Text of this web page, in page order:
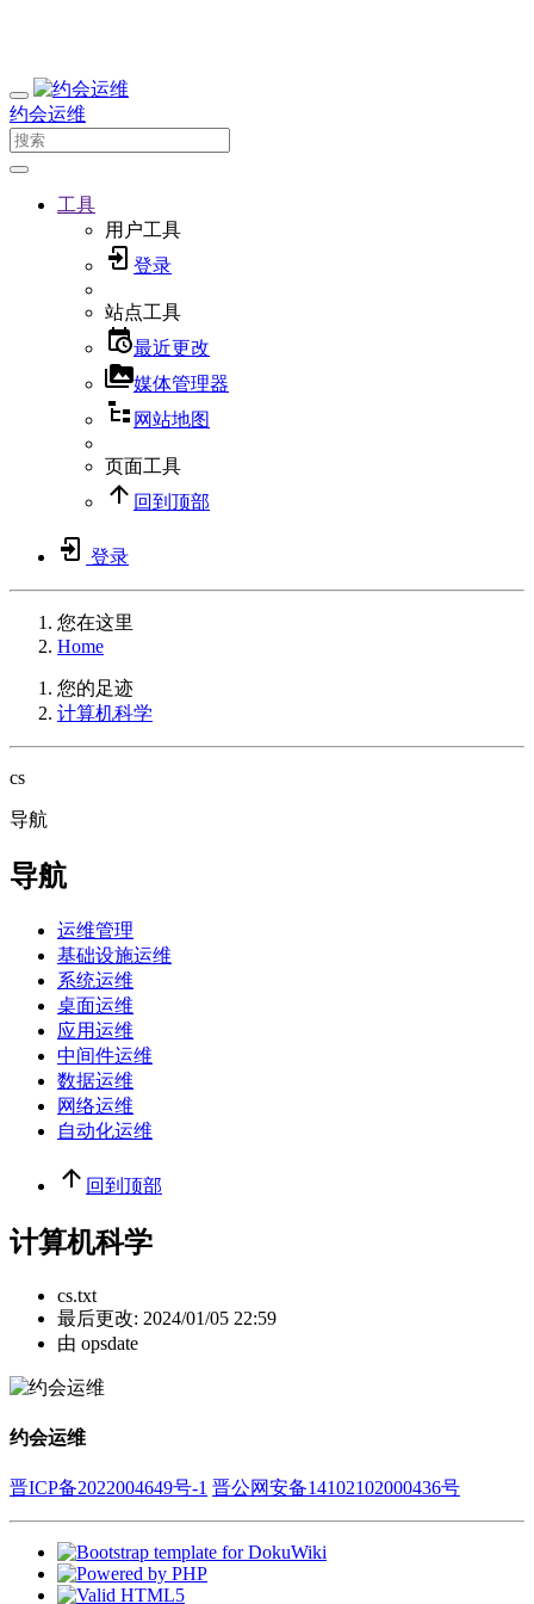
约会运维
工具
用户工具
登录
站点工具
最近更改
媒体管理器
网站地图
页面工具
回到顶部
登录
您在这里
Home
您的足迹
计算机科学
cs
导航
导航
运维管理
基础设施运维
系统运维
桌面运维
应用运维
中间件运维
数据运维
网络运维
自动化运维
回到顶部
计算机科学
cs.txt
最后更改: 2024/01/05 22:59
由 opsdate
约会运维
晋ICP备2022004649号-1 晋公网安备14102102000436号